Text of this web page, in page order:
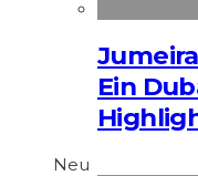
Ein
Neu